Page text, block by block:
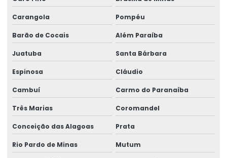
Laudo ergonômico
Laudo de insalubridade e periculosidade e ltcat
Laudo de perícia de insalubridade
Laudo de risco ergonômico
Laudo técnico ergonômico
Medicina do trabalho e saúde ocupacional
Carangola Pompéu
Barão de Cocais Além Paraíba
Juatuba Santa Bárbara
Espinosa Cláudio
Cambuí Carmo do Paranaíba
Três Marias Coromandel
Conceição das Alagoas Prata
Rio Pardo de Minas Mutum